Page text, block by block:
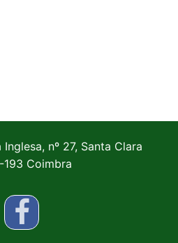
nº 27, Santa Clara
Coimbra